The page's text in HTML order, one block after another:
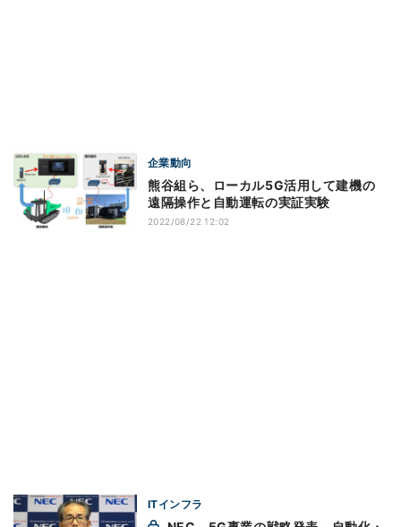
企業動向
熊谷組ら、ローカル5G活用して建機の
遠隔操作と自動運転の実証実験
2022/08/22 12:02
ITインフラ